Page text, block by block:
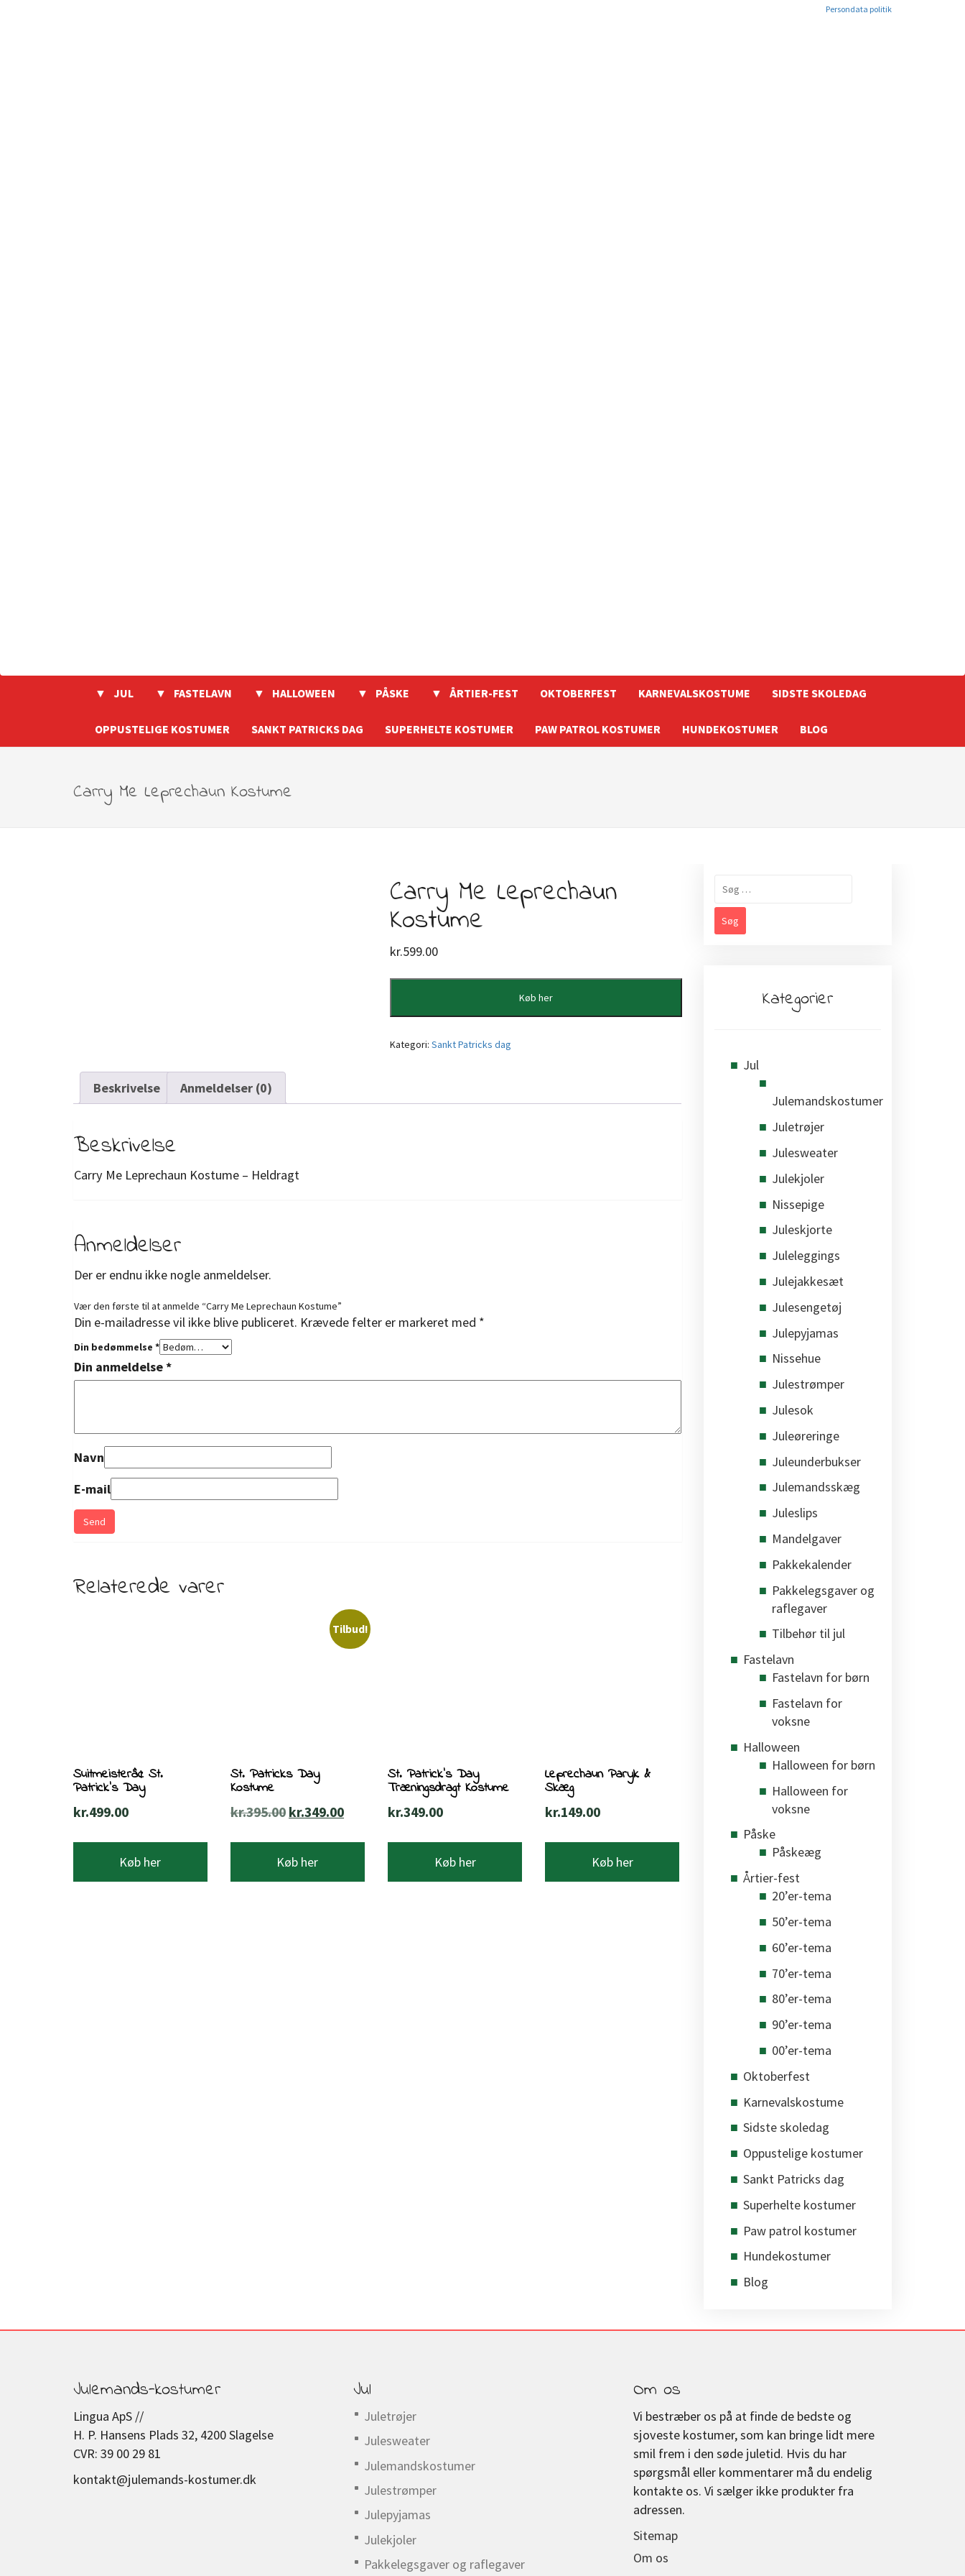
Persondata politik
JUL FASTELAVN HALLOWEEN PÅSKE ÅRTIER-FEST OKTOBERFEST KARNEVALSKOSTUME SIDSTE SKOLEDAG
OPPUSTELIGE KOSTUMER SANKT PATRICKS DAG SUPERHELTE KOSTUMER PAW PATROL KOSTUMER HUNDEKOSTUMER BLOG
Carry Me Leprechaun Kostume
Carry Me Leprechaun
Kostume
kr.599.00
Køb her
Kategori: Sankt Patricks dag
Beskrivelse Anmeldelser (0)
Beskrivelse
Carry Me Leprechaun Kostume – Heldragt
Anmeldelser
Der er endnu ikke nogle anmeldelser.
Vær den første til at anmelde “Carry Me Leprechaun Kostume”
Din e-mailadresse vil ikke blive publiceret. Krævede felter er markeret med *
Din bedømmelse *
Din anmeldelse*
Navn
E-mail
Relaterede varer
Suitmeisterâ¢ St.
Patrick’s Day
kr.499.00
Køb her
Tilbud!
St. Patricks Day
Kostume
kr.395.00 Den
var:
kr.349.00Den
Køb her
St. Patrick’s Day
Træningsdragt Kostume
kr.349.00
Køb her
Leprechaun Paryk &
Skæg
kr.149.00
Køb her
efter:
Kategorier
Jul
Julemandskostumer
Juletrøjer
Julesweater
Julekjoler
Nissepige
Juleskjorte
Juleleggings
Julejakkesæt
Julesengetøj
Julepyjamas
Nissehue
Julestrømper
Julesok
Juleøreringe
Juleunderbukser
Julemandsskæg
Juleslips
Mandelgaver
Pakkekalender
Pakkelegsgaver og
raflegaver
Tilbehør til jul
Fastelavn
Fastelavn for børn
Fastelavn for
voksne
Halloween
Halloween for børn
Halloween for
voksne
Påske
Påskeæg
Årtier-fest
20’er-tema
50’er-tema
60’er-tema
70’er-tema
80’er-tema
90’er-tema
00’er-tema
Oktoberfest
Karnevalskostume
Sidste skoledag
Oppustelige kostumer
Sankt Patricks dag
Superhelte kostumer
Paw patrol kostumer
Hundekostumer
Blog
Julemands-kostumer
Lingua ApS //
H. P. Hansens Plads 32, 4200 Slagelse
CVR: 39 00 29 81
kontakt@julemands-kostumer.dk
Jul
Juletrøjer
Julesweater
Julemandskostumer
Julestrømper
Julepyjamas
Julekjoler
Pakkelegsgaver og raflegaver
Om os
Vi bestræber os på at finde de bedste og
sjoveste kostumer, som kan bringe lidt mere
smil frem i den søde juletid. Hvis du har
spørgsmål eller kommentarer må du endelig
kontakte os. Vi sælger ikke produkter fra
adressen.
Sitemap
Om os